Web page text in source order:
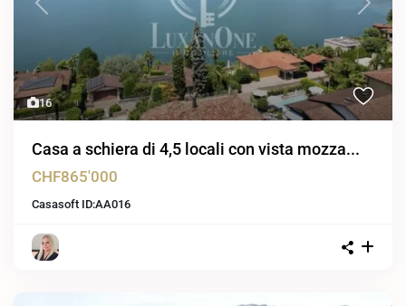
16
Previous Next
Casa a schiera di 4,5 locali con vista mozza...
CHF865'000
Casasoft ID:AA016